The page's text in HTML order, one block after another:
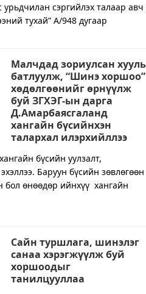
сэргийлэх талаар авч
тухай” А/948 дугаар
Малчдад зориулсан хууль
батлуулж, “Шинэ хоршоо”
хөдөлгөөнийг өрнүүлж
буй ЗГХЭГ-ын дарга
Д.Амарбаясгаланд
хангайн бүсийнхэн
талархал илэрхийллээ
бүсийн уулзалт,
Баруун бүсийн зөвлөгөөн
бол өнөөдөр ийнхүү хангайн
Сайн туршлага, шинэлэг
санаа хэрэгжүүлж буй
хоршоодыг
танилцууллаа